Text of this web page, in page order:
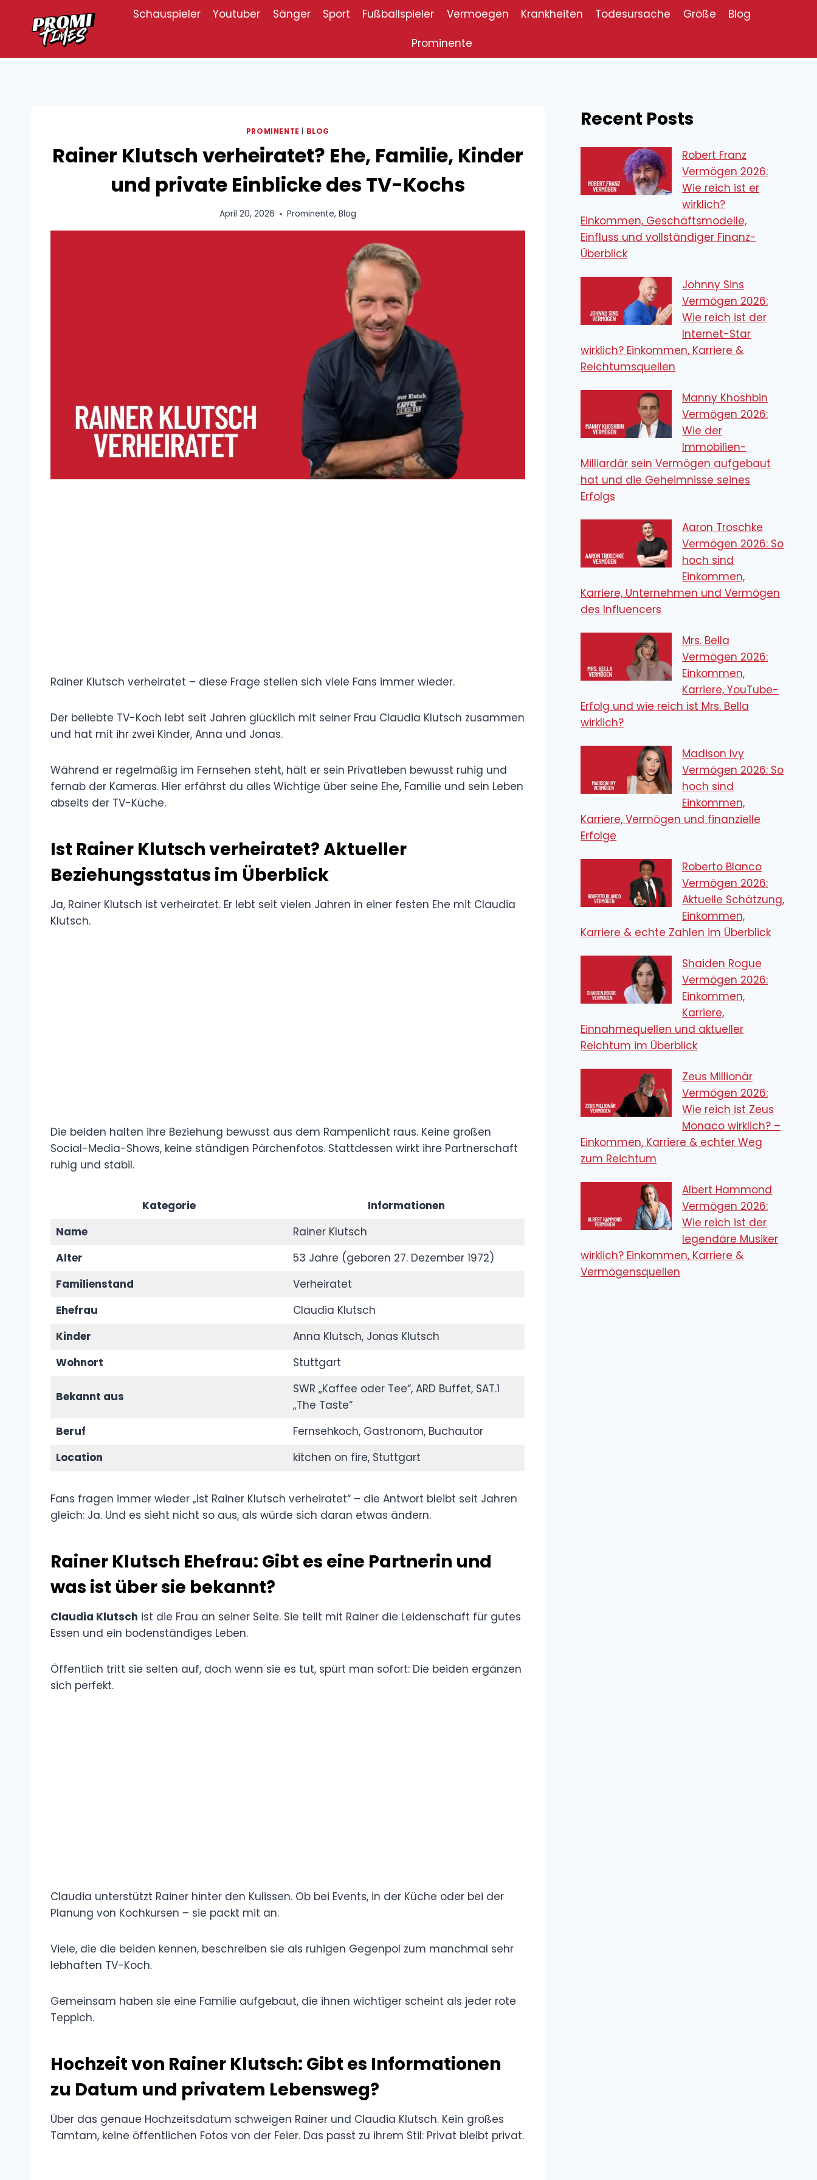
springen
Schauspieler Youtuber Sänger Sport Fußballspieler Vermoegen Krankheiten Todesursache Größe
Blog
Prominente
PROMINENTE BLOG
Rainer Klutsch verheiratet? Ehe, Familie, Kinder
und private Einblicke des TV-Kochs
April 20, 2026 Prominente, Blog
Rainer Klutsch verheiratet – diese Frage stellen sich viele Fans immer wieder.
Der beliebte TV-Koch lebt seit Jahren glücklich mit seiner Frau Claudia Klutsch zusammen
und hat mit ihr zwei Kinder, Anna und Jonas.
Während er regelmäßig im Fernsehen steht, hält er sein Privatleben bewusst ruhig und
fernab der Kameras. Hier erfährst du alles Wichtige über seine Ehe, Familie und sein Leben
abseits der TV-Küche.
Ist Rainer Klutsch verheiratet? Aktueller
Beziehungsstatus im Überblick
Ja, Rainer Klutsch ist verheiratet. Er lebt seit vielen Jahren in einer festen Ehe mit Claudia
Klutsch.
Die beiden halten ihre Beziehung bewusst aus dem Rampenlicht raus. Keine großen
Social-Media-Shows, keine ständigen Pärchenfotos. Stattdessen wirkt ihre Partnerschaft
ruhig und stabil.
Kategorie
Informationen
Name
Rainer Klutsch
Alter
53 Jahre (geboren 27. Dezember 1972)
Familienstand
Verheiratet
Ehefrau
Claudia Klutsch
Kinder
Anna Klutsch, Jonas Klutsch
Wohnort
Stuttgart
Bekannt aus
SWR „Kaffee oder Tee“, ARD Buffet, SAT.1
„The Taste“
Beruf
Fernsehkoch, Gastronom, Buchautor
Location
kitchen on fire, Stuttgart
Fans fragen immer wieder „ist Rainer Klutsch verheiratet“ – die Antwort bleibt seit Jahren
gleich: Ja. Und es sieht nicht so aus, als würde sich daran etwas ändern.
Rainer Klutsch Ehefrau: Gibt es eine Partnerin und
was ist über sie bekannt?
Claudia Klutsch ist die Frau an seiner Seite. Sie teilt mit Rainer die Leidenschaft für gutes
Essen und ein bodenständiges Leben.
Öffentlich tritt sie selten auf, doch wenn sie es tut, spürt man sofort: Die beiden ergänzen
sich perfekt.
Claudia unterstützt Rainer hinter den Kulissen. Ob bei Events, in der Küche oder bei der
Planung von Kochkursen – sie packt mit an.
Viele, die die beiden kennen, beschreiben sie als ruhigen Gegenpol zum manchmal sehr
lebhaften TV-Koch.
Gemeinsam haben sie eine Familie aufgebaut, die ihnen wichtiger scheint als jeder rote
Teppich.
Hochzeit von Rainer Klutsch: Gibt es Informationen
zu Datum und privatem Lebensweg?
Über das genaue Hochzeitsdatum schweigen Rainer und Claudia Klutsch. Kein großes
Tamtam, keine öffentlichen Fotos von der Feier. Das passt zu ihrem Stil: Privat bleibt privat.
Recent Posts
Robert Franz
Vermögen 2026:
Wie reich ist er
wirklich?
Einkommen, Geschäftsmodelle,
Einfluss und vollständiger Finanz-
Überblick
Johnny Sins
Vermögen 2026:
Wie reich ist der
Internet-Star
wirklich? Einkommen, Karriere &
Reichtumsquellen
Manny Khoshbin
Vermögen 2026:
Wie der
Immobilien-
Milliardär sein Vermögen aufgebaut
hat und die Geheimnisse seines
Erfolgs
Aaron Troschke
Vermögen 2026: So
hoch sind
Einkommen,
Karriere, Unternehmen und Vermögen
des Influencers
Mrs. Bella
Vermögen 2026:
Einkommen,
Karriere, YouTube-
Erfolg und wie reich ist Mrs. Bella
wirklich?
Madison Ivy
Vermögen 2026: So
hoch sind
Einkommen,
Karriere, Vermögen und finanzielle
Erfolge
Roberto Blanco
Vermögen 2026:
Aktuelle Schätzung,
Einkommen,
Karriere & echte Zahlen im Überblick
Shaiden Rogue
Vermögen 2026:
Einkommen,
Karriere,
Einnahmequellen und aktueller
Reichtum im Überblick
Zeus Millionär
Vermögen 2026:
Wie reich ist Zeus
Monaco wirklich? –
Einkommen, Karriere & echter Weg
zum Reichtum
Albert Hammond
Vermögen 2026:
Wie reich ist der
legendäre Musiker
wirklich? Einkommen, Karriere &
Vermögensquellen